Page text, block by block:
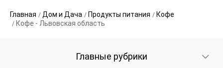
Главная Дом и Дача Продукты питания
Кофе
Кофе - Львовская область
Главные рубрики